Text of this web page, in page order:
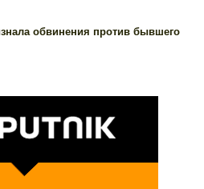
обвинения против бывшего